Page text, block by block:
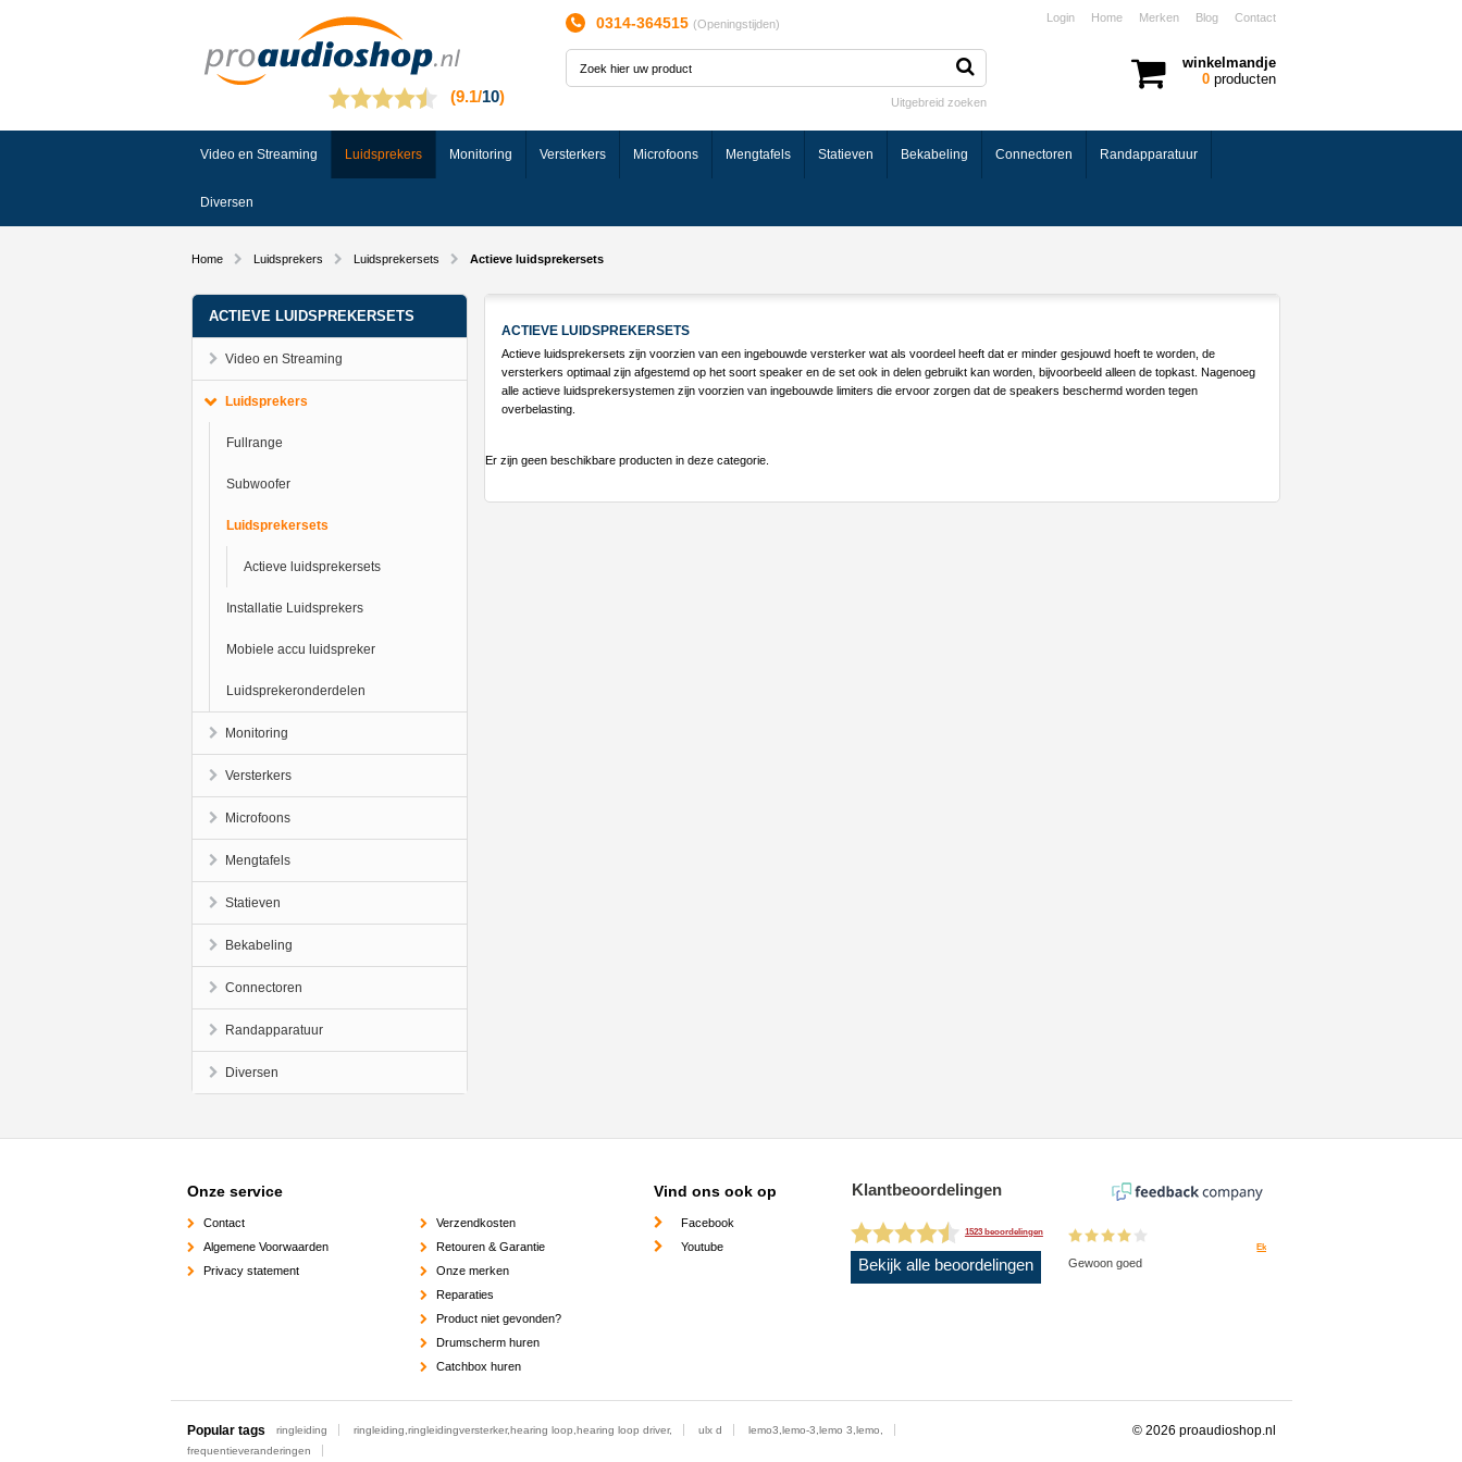
Login Home Merken Blog Contact
winkelmandje
0producten
0314-364515 (Openingstijden)
Uitgebreid zoeken
Video en Streaming Luidsprekers Monitoring Versterkers Microfoons Mengtafels Statieven Bekabeling Connectoren Randapparatuur
Diversen
Home Luidsprekers Luidsprekersets Actieve luidsprekersets
ACTIEVE LUIDSPREKERSETS
Video en Streaming
Luidsprekers
Fullrange
Subwoofer
Luidsprekersets
Actieve luidsprekersets
Installatie Luidsprekers
Mobiele accu luidspreker
Luidsprekeronderdelen
Monitoring
Versterkers
Microfoons
Mengtafels
Statieven
Bekabeling
Connectoren
Randapparatuur
Diversen
ACTIEVE LUIDSPREKERSETS
Actieve luidsprekersets zijn voorzien van een ingebouwde versterker wat als voordeel heeft dat er minder gesjouwd hoeft te worden, de
versterkers optimaal zijn afgestemd op het soort speaker en de set ook in delen gebruikt kan worden, bijvoorbeeld alleen de topkast. Nagenoeg
alle actieve luidsprekersystemen zijn voorzien van ingebouwde limiters die ervoor zorgen dat de speakers beschermd worden tegen
overbelasting.
Er zijn geen beschikbare producten in deze categorie.
Onze service
Contact
Algemene Voorwaarden
Privacy statement
Verzendkosten
Retouren & Garantie
Onze merken
Reparaties
Product niet gevonden?
Drumscherm huren
Catchbox huren
Vind ons ook op
Facebook
Youtube
Klantbeoordelingen
1523 beoordelingen
Bekijk alle beoordelingen
Ek
Gewoon goed
Popular tags ringleiding ringleiding,ringleidingversterker,hearing loop,hearing loop driver, ulx d
lemo3,lemo-3,lemo 3,lemo,
frequentieveranderingen
© 2026 proaudioshop.nl